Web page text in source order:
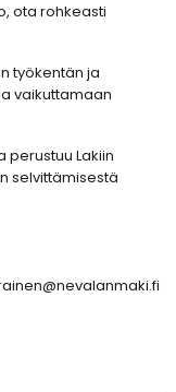
ota rohkeasti
työkentän ja
vaikuttamaan
Lakiin
selvittämisestä